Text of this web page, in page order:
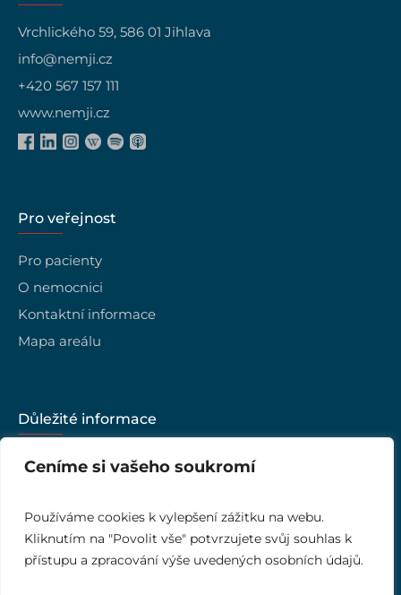
Ceníme si vašeho soukromí
Používáme cookies k vylepšení zážitku na webu.
Kliknutím na "Povolit vše" potvrzujete svůj souhlas k
přístupu a zpracování výše uvedených osobních údajů.
Vrchlického 59, 586 01 Jihlava
info@nemji.cz
+420 567 157 111
www.nemji.cz
Pro veřejnost
Pro pacienty
O nemocnici
Kontaktní informace
Mapa areálu
Důležité informace
Kariéra
Kvalita
Ombudsman